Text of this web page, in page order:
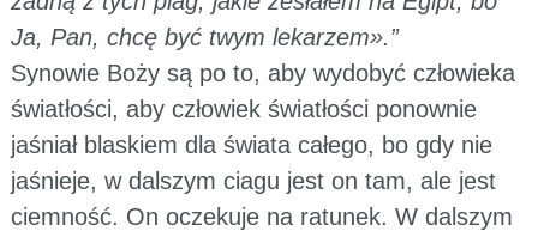
Ja, Pan, chcę być twym lekarzem».”
Synowie Boży są po to, aby wydobyć człowieka
światłości, aby człowiek światłości ponownie
jaśniał blaskiem dla świata całego, bo gdy nie
jaśnieje, w dalszym ciagu jest on tam, ale jest
ciemność. On oczekuje na ratunek. W dalszym